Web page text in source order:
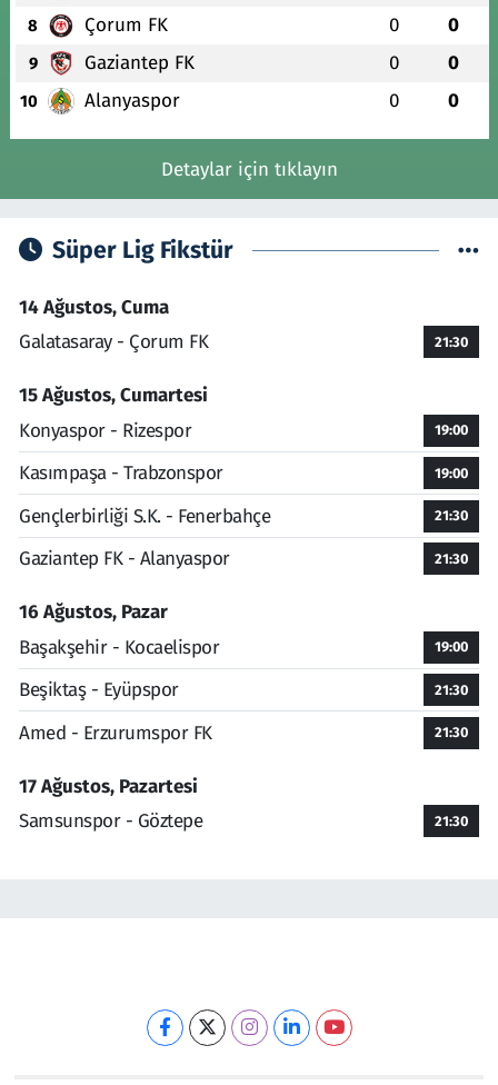
8 Çorum FK 0 0
9 Gaziantep FK 0 0
10 Alanyaspor 0 0
Detaylar için tıklayın
Süper Lig Fikstür
14 Ağustos, Cuma
Galatasaray - Çorum FK
21:30
15 Ağustos, Cumartesi
Konyaspor - Rizespor
19:00
Kasımpaşa - Trabzonspor 19:00
Gençlerbirliği S.K. - Fenerbahçe 21:30
Gaziantep FK - Alanyaspor 21:30
16 Ağustos, Pazar
Başakşehir - Kocaelispor
19:00
Beşiktaş - Eyüpspor 21:30
Amed - Erzurumspor FK 21:30
17 Ağustos, Pazartesi
Samsunspor - Göztepe
21:30